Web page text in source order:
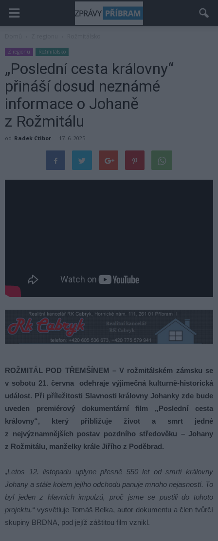
Z regionu Rožmitálsko
„Poslední cesta královny“
přináší dosud neznámé
informace o Johaně
z Rožmitálu
od Radek Ctibor - 17. 6. 2025
ROŽMITÁL POD TŘEMŠÍNEM – V rožmitálském zámsku se
v sobotu 21. června odehraje výjimečná kulturně-historická
událost. Při příležitosti Slavnosti královny Johanky zde bude
uveden premiérový dokumentární film „Poslední cesta
královny“, který přibližuje život a smrt jedné
z nejvýznamnějších postav pozdního středověku – Johany
z Rožmitálu, manželky krále Jiřího z Poděbrad.
„Letos 12. listopadu uplyne přesně 550 let od smrti královny
Johany a stále kolem jejího odchodu panuje mnoho nejasností. To
byl jeden z hlavních impulzů, proč jsme se pustili do tohoto
projektu,“ vysvětluje Tomáš Belka, autor dokumentu a člen tvůrčí
skupiny BRDNA, pod jejíž záštitou film vznikl.